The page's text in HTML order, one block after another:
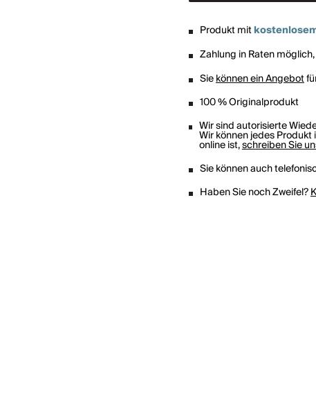
Produkt mit
Zahlung in Raten
Siekönnen ein Angebot
100 % Originalprodukt
Wir sind autorisierte
Wir können jedes
online ist,schreiben Sie
Sie können auch
Haben Sie noch Zweifel?